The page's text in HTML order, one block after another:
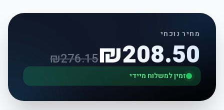
מחיר נוכחי
₪208.50
₪276.15
זמין למשלוח מיידי